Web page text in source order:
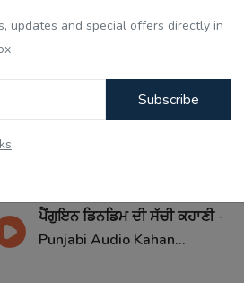
updates and special offers directly in
Subscribe
ਪੈਂਗੁਇਨ ਡਿਨਡਿਮ ਦੀ ਸੱਚੀ ਕਹਾਣੀ -
Punjabi Audio Kahan...